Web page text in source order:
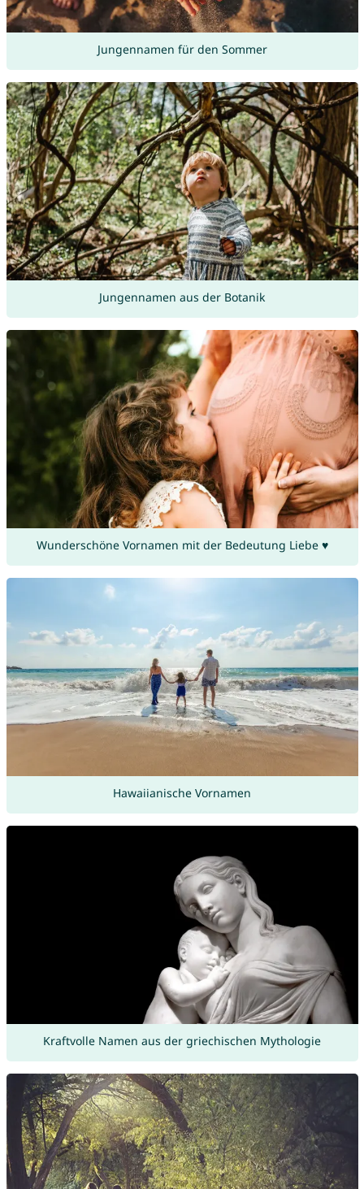
Jungennamen für den Sommer
Jungennamen aus der Botanik
Wunderschöne Vornamen mit der Bedeutung Liebe ♥
Hawaiianische Vornamen
Kraftvolle Namen aus der griechischen Mythologie